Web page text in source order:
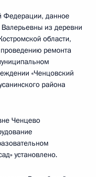
Федерации, данное
из деревни
области,
ремонта
«Ченцовский
района
Ченцево
установлено.